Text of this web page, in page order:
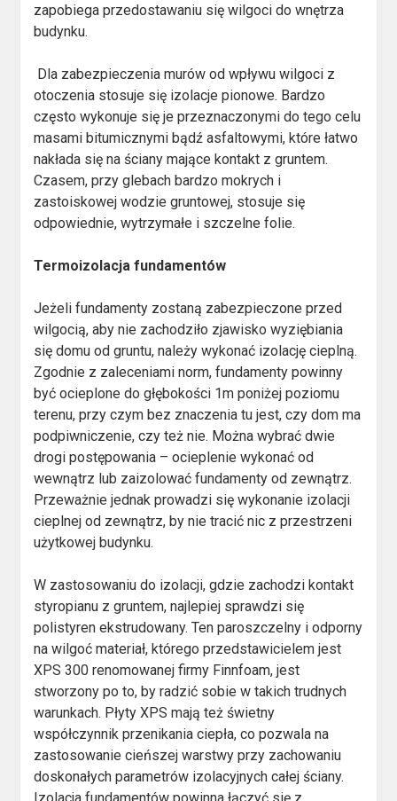
zapobiega przedostawaniu się wilgoci do wnętrza
budynku.
Dla zabezpieczenia murów od wpływu wilgoci z
otoczenia stosuje się izolacje pionowe. Bardzo
często wykonuje się je przeznaczonymi do tego celu
masami bitumicznymi bądź asfaltowymi, które łatwo
nakłada się na ściany mające kontakt z gruntem.
Czasem, przy glebach bardzo mokrych i
zastoiskowej wodzie gruntowej, stosuje się
odpowiednie, wytrzymałe i szczelne folie.
Termoizolacja fundamentów
Jeżeli fundamenty zostaną zabezpieczone przed
wilgocią, aby nie zachodziło zjawisko wyziębiania
się domu od gruntu, należy wykonać izolację cieplną.
Zgodnie z zaleceniami norm, fundamenty powinny
być ocieplone do głębokości 1m poniżej poziomu
terenu, przy czym bez znaczenia tu jest, czy dom ma
podpiwniczenie, czy też nie. Można wybrać dwie
drogi postępowania – ocieplenie wykonać od
wewnątrz lub zaizolować fundamenty od zewnątrz.
Przeważnie jednak prowadzi się wykonanie izolacji
cieplnej od zewnątrz, by nie tracić nic z przestrzeni
użytkowej budynku.
W zastosowaniu do izolacji, gdzie zachodzi kontakt
styropianu z gruntem, najlepiej sprawdzi się
polistyren ekstrudowany. Ten paroszczelny i odporny
na wilgoć materiał, którego przedstawicielem jest
XPS 300 renomowanej firmy Finnfoam, jest
stworzony po to, by radzić sobie w takich trudnych
warunkach. Płyty XPS mają też świetny
współczynnik przenikania ciepła, co pozwala na
zastosowanie cieńszej warstwy przy zachowaniu
doskonałych parametrów izolacyjnych całej ściany.